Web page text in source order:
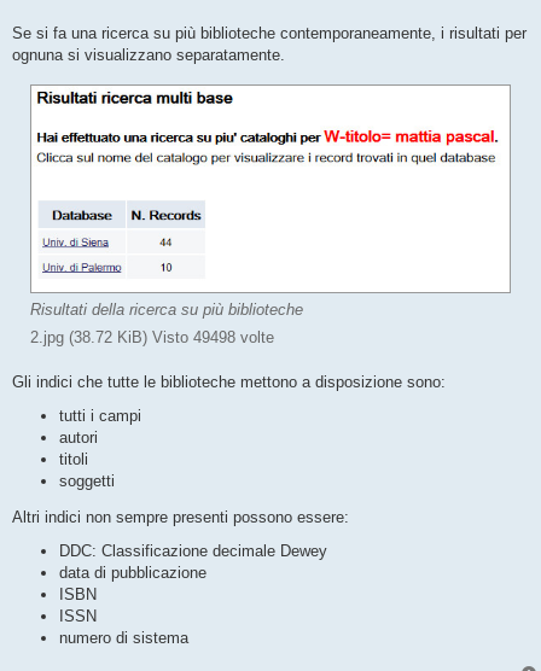
Se si fa una ricerca su più biblioteche contemporaneamente, i risultati per
ognuna si visualizzano separatamente.
Risultati della ricerca su più biblioteche
2.jpg (38.72 KiB) Visto 49498 volte
Gli indici che tutte le biblioteche mettono a disposizione sono:
tutti i campi
autori
titoli
soggetti
Altri indici non sempre presenti possono essere:
DDC: Classificazione decimale Dewey
data di pubblicazione
ISBN
ISSN
numero di sistema